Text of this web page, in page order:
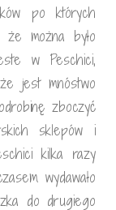
po których
można było
w Peschici,
jest mnóstwo
zboczyć
sklepów i
kilka razy
wydawało
do drugiego